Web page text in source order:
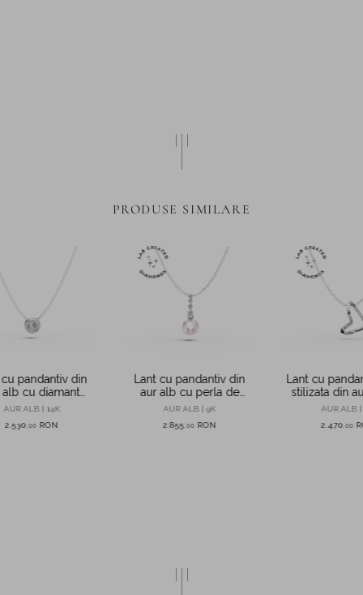
PRODUSE SIMILARE
pandantiv din
alb cu diamant
de 0.1ct
AUR ALB | 14K
2.530 ,00 RON
Lant cu pandantiv din
aur alb cu perla de
cultura si diamante de
5.2ct create in laborator
AUR ALB | 9K
2.855 ,00 RON
Lant cu
stilizata din
diamante
AUR ALB |
2.470 00